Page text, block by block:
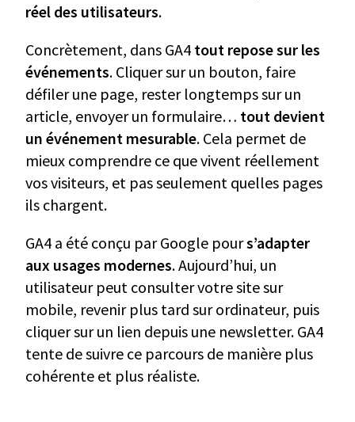
réel des utilisateurs.
Concrètement, dans GA4 tout repose sur les
événements. Cliquer sur un bouton, faire
défiler une page, rester longtemps sur un
article, envoyer un formulaire… tout devient
un événement mesurable. Cela permet de
mieux comprendre ce que vivent réellement
vos visiteurs, et pas seulement quelles pages
ils chargent.
GA4 a été conçu par Google pours’adapter
aux usages modernes. Aujourd’hui, un
utilisateur peut consulter votre site sur
mobile, revenir plus tard sur ordinateur, puis
cliquer sur un lien depuis une newsletter. GA4
tente de suivre ce parcours de manière plus
cohérente et plus réaliste.